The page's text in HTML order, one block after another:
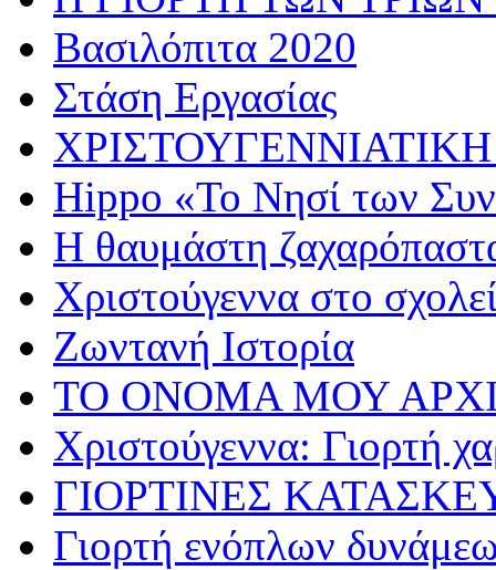
Βασιλόπιτα 2020
Στάση Εργασίας
Hippo «Το Νησί των
Η θαυμάστη
Χριστούγεννα στο
Ζωντανή Ιστορία
ΤΟ ΟΝΟΜΑ ΜΟΥ
Χριστούγεννα: Γιορτή
ΓΙΟΡΤΙΝΕΣ
Γιορτή ενόπλων